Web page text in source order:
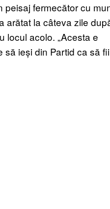
peisaj fermecător cu
arătat la câteva zile
locul acolo. „Acesta e
să ieși din Partid ca să fii